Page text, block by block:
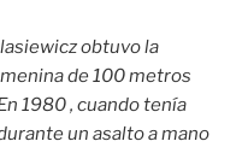
obtuvo la
de 100 metros
1980 , cuando tenía
un asalto a mano